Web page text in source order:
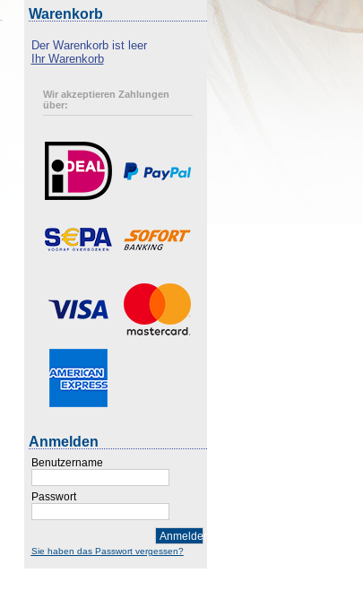
Warenkorb
Der Warenkorb ist leer
Ihr Warenkorb
Wir akzeptieren Zahlungen
über:
Anmelden
Benutzername
Passwort
Anmelden
Sie haben das Passwort vergessen?